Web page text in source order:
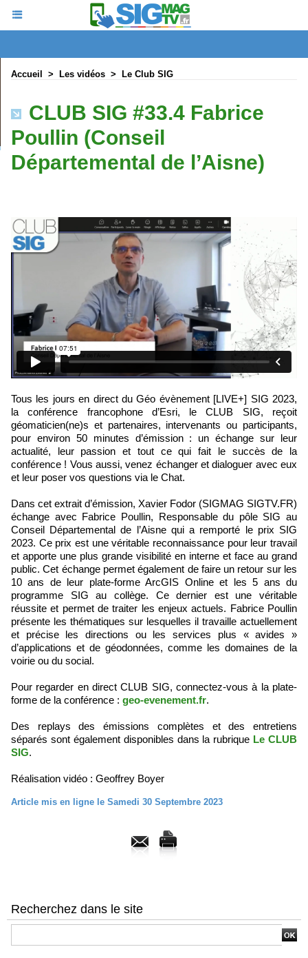
Accueil > Les vidéos > Le Club SIG
CLUB SIG #33.4 Fabrice
Poullin (Conseil
Départemental de l’Aisne)
Tous les jours en direct du Géo évènement [LIVE+] SIG 2023,
la conférence francophone d’Esri, le CLUB SIG, reçoit
géomaticien(ne)s et partenaires, intervenants ou participants,
pour environ 50 minutes d’émission : un échange sur leur
actualité, leur passion et tout ce qui fait le succès de la
conférence ! Vous aussi, venez échanger et dialoguer avec eux
et leur poser vos questions via le Chat.
Dans cet extrait d’émission, Xavier Fodor (SIGMAG SIGTV.FR)
échange avec Fabrice Poullin, Responsable du pôle SIG au
Conseil Départemental de l’Aisne qui a remporté le prix SIG
2023. Ce prix est une véritable reconnaissance pour leur travail
et apporte une plus grande visibilité en interne et face au grand
public. Cet échange permet également de faire un retour sur les
10 ans de leur plate-forme ArcGIS Online et les 5 ans du
programme SIG au collège. Ce dernier est une véritable
réussite et permet de traiter les enjeux actuels. Fabrice Poullin
présente les thématiques sur lesquelles il travaille actuellement
et précise les directions ou les services plus « avides »
d’applications et de géodonnées, comme les domaines de la
voirie ou du social.
Pour regarder en direct CLUB SIG, connectez-vous à la plate-
forme de la conférence : geo-evenement.fr.
Des replays des émissions complètes et des entretiens
séparés sont également disponibles dans la rubrique Le CLUB
SIG.
Réalisation vidéo : Geoffrey Boyer
Article mis en ligne le Samedi 30 Septembre 2023
Recherchez dans le site